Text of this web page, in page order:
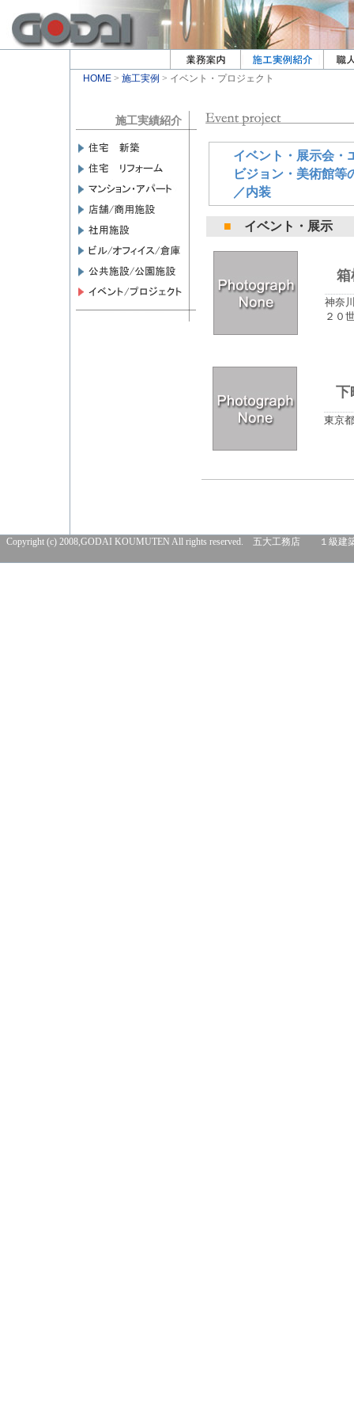
HOME> 施工実例 > イベント・プロジェクト
施工実績紹介
イベント・展示会・
ビジョン・美術館等
／内装
■ イベント・展示
箱
神奈
２０
下
東京
Copyright (c) 2008,GODAI KOUMUTEN All rights reserved. 五大工務店 １